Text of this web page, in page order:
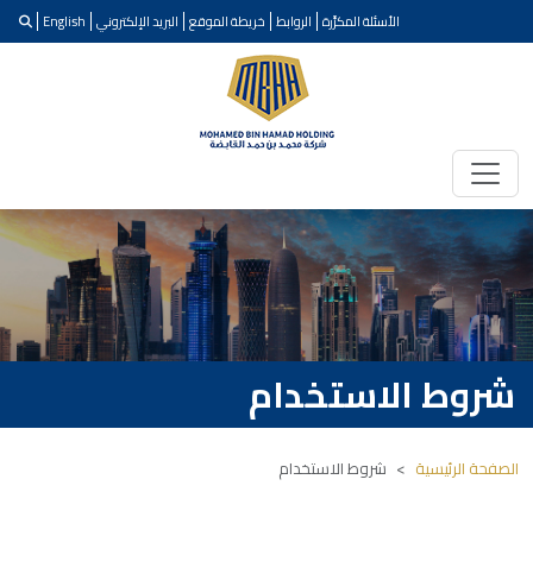
الأسئلة المكرَّرة الروابط خريطة الموقع البريد الإلكتروني English
شروط الاستخدام
الصفحة الرئيسية شروط الاستخدام